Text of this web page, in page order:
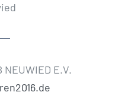
NEUWIED E.V.